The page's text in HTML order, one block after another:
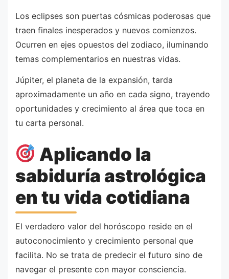
Los eclipses son puertas cósmicas poderosas que
traen finales inesperados y nuevos comienzos.
Ocurren en ejes opuestos del zodiaco, iluminando
temas complementarios en nuestras vidas.
Júpiter, el planeta de la expansión, tarda
aproximadamente un año en cada signo, trayendo
oportunidades y crecimiento al área que toca en
tu carta personal.
Aplicando la
sabiduría astrológica
en tu vida cotidiana
El verdadero valor del horóscopo reside en el
autoconocimiento y crecimiento personal que
facilita. No se trata de predecir el futuro sino de
navegar el presente con mayor consciencia.